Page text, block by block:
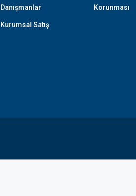
Danışmanlar
Kurumsal Satış
Korunması